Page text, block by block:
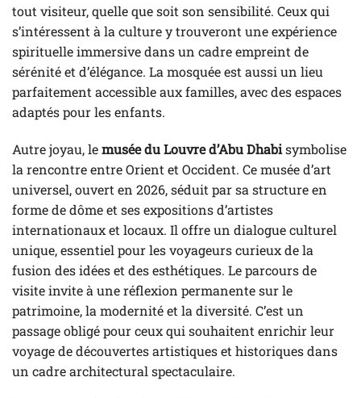
tout visiteur, quelle que soit son sensibilité. Ceux qui
s’intéressent à la culture y trouveront une expérience
spirituelle immersive dans un cadre empreint de
sérénité et d’élégance. La mosquée est aussi un lieu
parfaitement accessible aux familles, avec des espaces
adaptés pour les enfants.
Autre joyau, lemusée du Louvre d’Abu Dhabisymbolise
la rencontre entre Orient et Occident. Ce musée d’art
universel, ouvert en 2026, séduit par sa structure en
forme de dôme et ses expositions d’artistes
internationaux et locaux. Il offre un dialogue culturel
unique, essentiel pour les voyageurs curieux de la
fusion des idées et des esthétiques. Le parcours de
visite invite à une réflexion permanente sur le
patrimoine, la modernité et la diversité. C’est un
passage obligé pour ceux qui souhaitent enrichir leur
voyage de découvertes artistiques et historiques dans
un cadre architectural spectaculaire.